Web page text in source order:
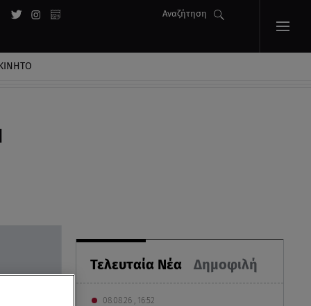
Αναζήτηση
Τελευταία Νέα Δημοφιλή
08.08.26 , 16:52